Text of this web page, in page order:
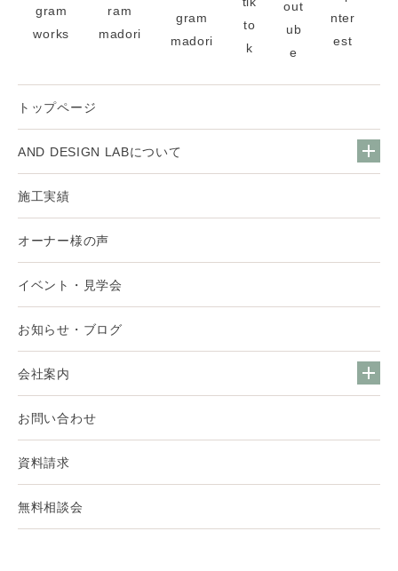
トップページ
AND DESIGN LABについて
施工実績
オーナー様の声
イベント・見学会
お知らせ・ブログ
会社案内
お問い合わせ
資料請求
無料相談会